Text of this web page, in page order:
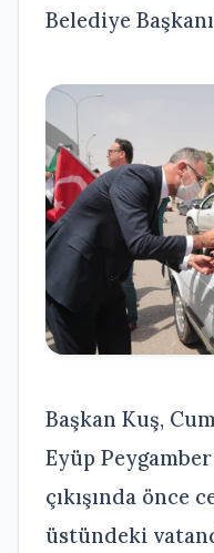
Belediye
Başkan Kuş,
Eyüp
çıkışında önce
üstündeki